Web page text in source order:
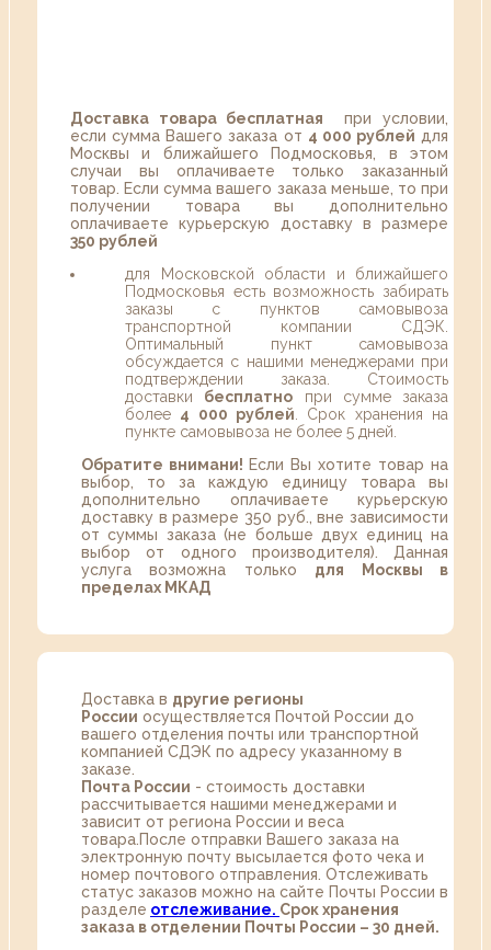
Доставка товара бесплатная при условии,
если сумма Вашего заказа от 4 000 рублей для
Москвы и ближайшего Подмосковья, в этом
случаи вы оплачиваете только заказанный
товар. Если сумма вашего заказа меньше, то при
получении товара вы дополнительно
оплачиваете курьерскую доставку в размере
350 рублей
для Московской области и ближайшего
Подмосковья есть возможность забирать
заказы с пунктов самовывоза
транспортной компании СДЭК.
Оптимальный пункт самовывоза
обсуждается с нашими менеджерами при
подтверждении заказа. Стоимость
доставки бесплатно при сумме заказа
более 4 000 рублей . Срок хранения на
пункте самовывоза не более 5 дней.
Обратите внимани! Если Вы хотите товар на
выбор, то за каждую единицу товара вы
дополнительно оплачиваете курьерскую
доставку в размере 350 руб., вне зависимости
от суммы заказа (не больше двух единиц на
выбор от одного производителя). Данная
услуга возможна только для Москвы в
пределах МКАД
Доставка в другие регионы
России осуществляется Почтой России до
вашего отделения почты или транспортной
компанией СДЭК по адресу указанному в
заказе.
Почта России - стоимость доставки
рассчитывается нашими менеджерами и
зависит от региона России и веса
товара.После отправки Вашего заказа на
электронную почту высылается фото чека и
номер почтового отправления. Отслеживать
статус заказов можно на сайте Почты России в
разделе oтслеживание. Срок хранения
заказа в отделении Почты России – 30 дней.